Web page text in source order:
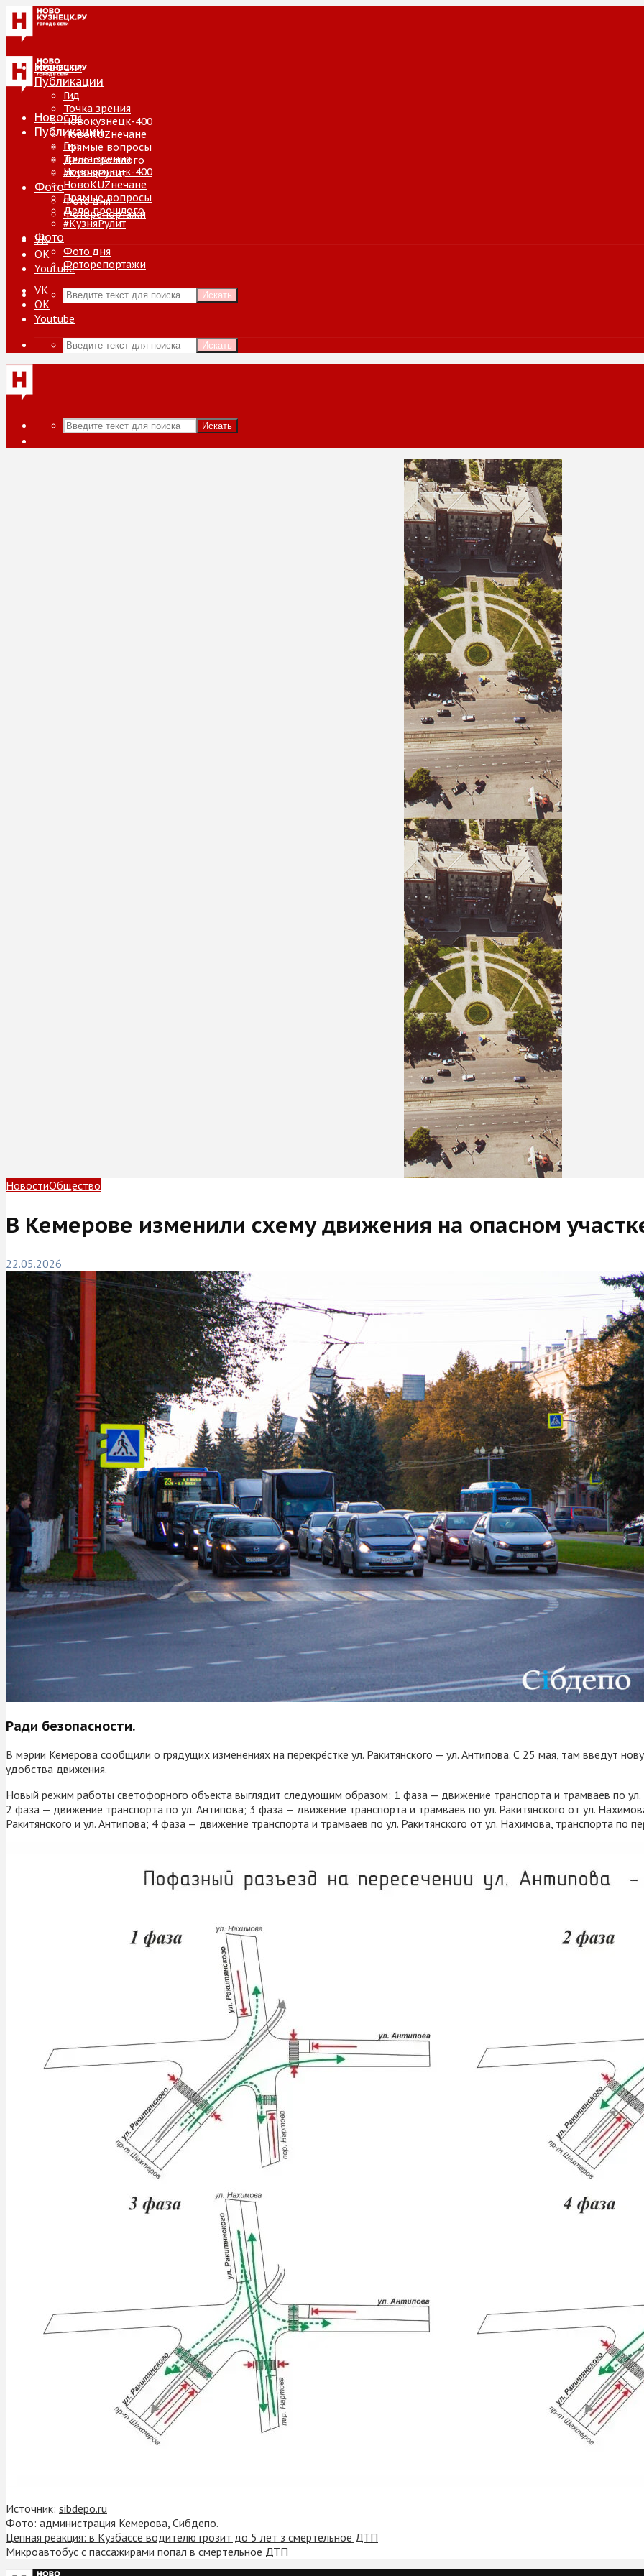
Новости
Публикации
Гид
Точка зрения
Новокузнецк-400
НовоKUZнечане
Прямые вопросы
Дело прошлого
#КузняРулит
Фото
Фото дня
Фоторепортажи
VK
ОК
Youtube
Искать
Новости
Публикации
Гид
Точка зрения
Новокузнецк-400
НовоKUZнечане
Прямые вопросы
Дело прошлого
#КузняРулит
Фото
Фото дня
Фоторепортажи
VK
ОК
Youtube
Искать
Искать
НовостиОбщество
В Кемерове изменили схему движения на опасном
22.05.2026
Ради безопасности.
В мэрии Кемерова сообщили о грядущих изменениях на перекрёстке ул. Ракитянского — ул. Антипова. С 25 мая, там введут
удобства движения.
Новый режим работы светофорного объекта выглядит следующим образом: 1 фаза — движение транспорта и трамваев по
2 фаза — движение транспорта по ул. Антипова; 3 фаза — движение транспорта и трамваев по ул. Ракитянского от ул.
Ракитянского и ул. Антипова; 4 фаза — движение транспорта и трамваев по ул. Ракитянского от ул. Нахимова, транспорта по
Источник: sibdepo.ru
Фото: администрация Кемерова, Сибдепо.
Цепная реакция: в Кузбассе водителю грозит до 5 лет з смертельное ДТП
Микроавтобус с пассажирами попал в смертельное ДТП